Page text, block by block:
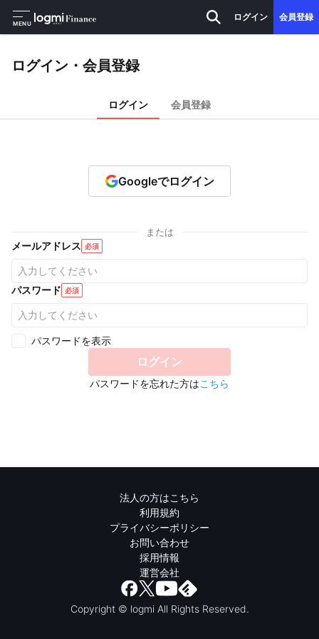
MENU
ログイン 会員登録
ログイン・会員登録
ログイン 会員登録
Googleでログイン
または
メールアドレス 必須
パスワード 必須
パスワードを表示
ログイン
パスワードを忘れた方はこちら
法人の方はこちら
利用規約
プライバシーポリシー
お問い合わせ
採用情報
運営会社
Copyright © logmi All Rights Reserved.